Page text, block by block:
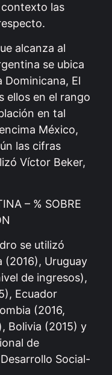
contexto las
alcanza al
se ubica
Dominicana, El
ellos en el rango
en tal
México,
las cifras
Víctor Beker,
– % SOBRE
se utilizó
(2016), Uruguay
de ingresos),
Ecuador
(2016,
Bolivia (2015) y
de
Social-